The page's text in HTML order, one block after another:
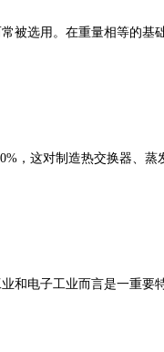
被选用。在重量相等的基
，这对制造热交换器、
和电子工业而言是一重